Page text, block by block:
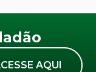
AQUI